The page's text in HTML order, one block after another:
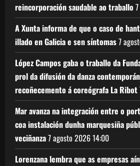
reincorporación saudable ao traballo
A Xunta informa de que o caso de
illado en Galicia e sen síntomas7
López Campos gaba o traballo da
prol da difusión da danza
recoñecemento á coreógrafa La Ribot
Mar avanza na integración entre o
coa instalación dunha marquesiña
veciñanza7 agosto 202614:00
Lorenzana lembra que as empresas